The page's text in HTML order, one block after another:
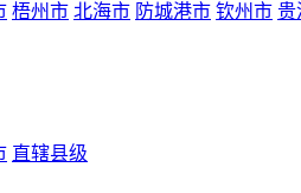
梧州市 北海市 防城港市 钦州市 贵
直辖县级